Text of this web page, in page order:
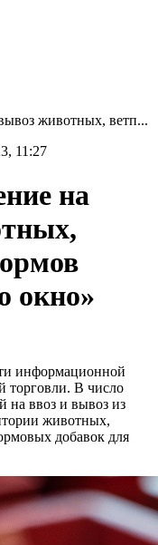
животных, ветп...
11:27
на
окно»
информационной
торговли. В число
на ввоз и вывоз из
животных,
добавок для